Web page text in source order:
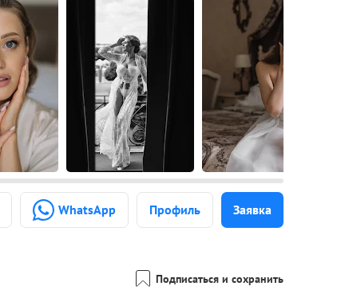
WhatsApp Профиль Заявка
Подписаться и сохранить